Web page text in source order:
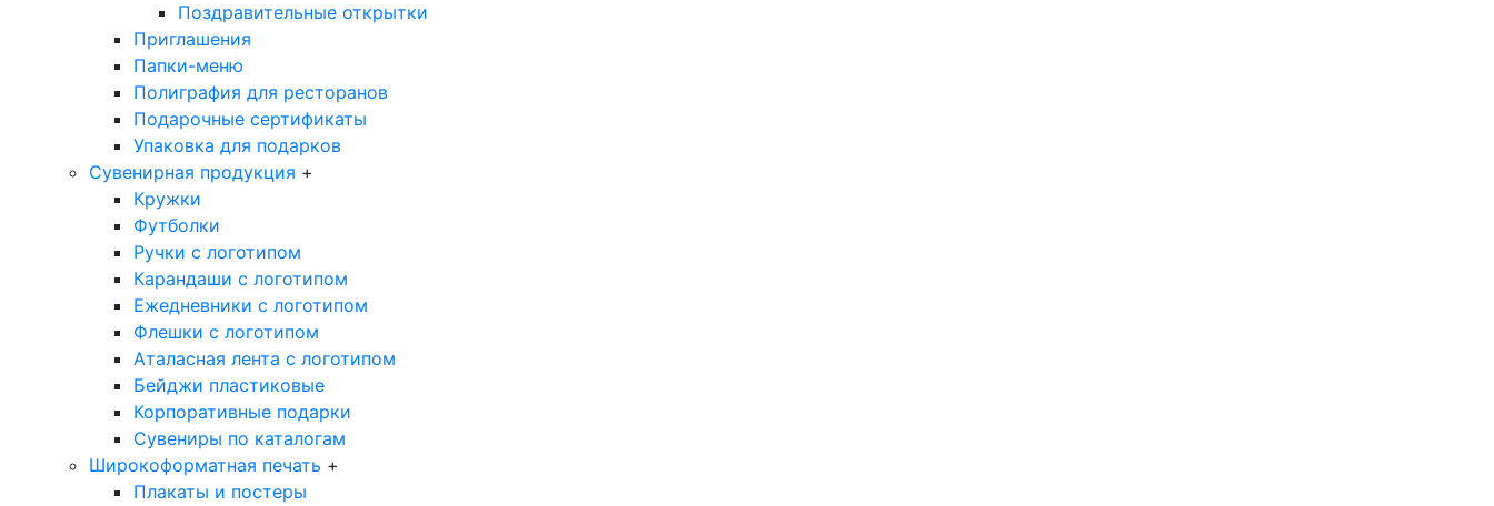
Поздравительные открытки
Приглашения
Папки-меню
Полиграфия для ресторанов
Подарочные сертификаты
Упаковка для подарков
Сувенирная продукция +
Кружки
Футболки
Ручки с логотипом
Карандаши с логотипом
Ежедневники с логотипом
Флешки с логотипом
Аталасная лента с логотипом
Бейджи пластиковые
Корпоративные подарки
Сувениры по каталогам
Широкоформатная печать +
Плакаты и постеры